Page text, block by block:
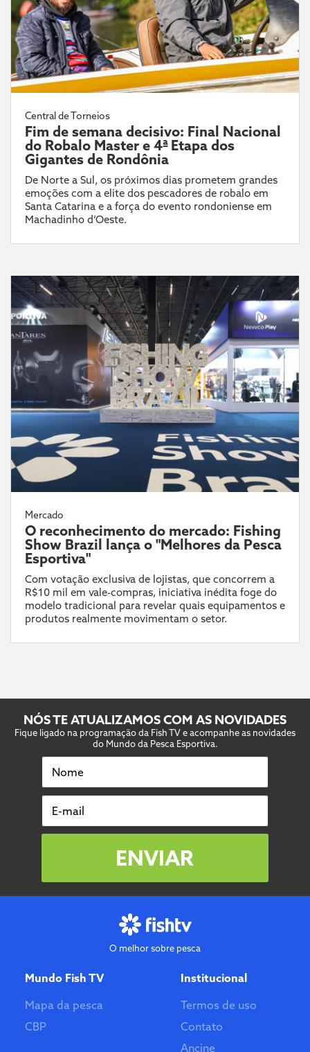
Central de Torneios
Fim de semana decisivo: Final Nacional
do Robalo Master e 4ª Etapa dos
Gigantes de Rondônia
De Norte a Sul, os próximos dias prometem grandes
emoções com a elite dos pescadores de robalo em
Santa Catarina e a força do evento rondoniense em
Machadinho d’Oeste.
Mercado
O reconhecimento do mercado: Fishing
Show Brazil lança o "Melhores da Pesca
Esportiva"
Com votação exclusiva de lojistas, que concorrem a
R$10 mil em vale-compras, iniciativa inédita foge do
modelo tradicional para revelar quais equipamentos e
produtos realmente movimentam o setor.
NÓS TE ATUALIZAMOS COM AS NOVIDADES
Fique ligado na programação da Fish TV e acompanhe as novidades
do Mundo da Pesca Esportiva.
Nome
E-mail
ENVIAR
O melhor sobre pesca
Mundo Fish TV
Mapa da pesca
CBP
Institucional
Termos de uso
Contato
Ancine